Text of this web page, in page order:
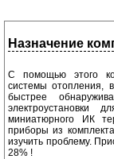
Назначение
С помощью этого
системы отопления,
быстрее
электроустановки
миниатюрного ИК
приборы из
изучить проблему.
28% !